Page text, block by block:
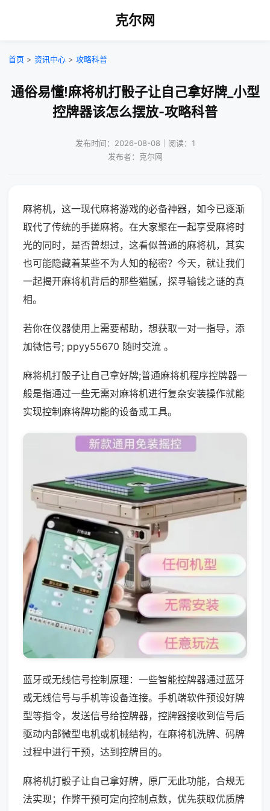
克尔网
首页 > 资讯中心 > 攻略科普
通俗易懂!麻将机打骰子让自己拿好牌_小型
控牌器该怎么摆放-攻略科普
发布时间：2026-08-08｜阅读：1
发布者：克尔网
麻将机，这一现代麻将游戏的必备神器，如今已逐渐
取代了传统的手搓麻将。在大家聚在一起享受麻将时
光的同时，是否曾想过，这看似普通的麻将机，其实
也可能隐藏着某些不为人知的秘密？今天，就让我们
一起揭开麻将机背后的那些猫腻，探寻输钱之谜的真
相。
若你在仪器使用上需要帮助，想获取一对一指导，添
加微信号; ppyy55670 随时交流 。
麻将机打骰子让自己拿好牌;普通麻将机程序控牌器一
般是指通过一些无需对麻将机进行复杂安装操作就能
实现控制麻将牌功能的设备或工具。
蓝牙或无线信号控制原理：一些智能控牌器通过蓝牙
或无线信号与手机等设备连接。手机端软件预设好牌
型等指令，发送信号给控牌器，控牌器接收到信号后
驱动内部微型电机或机械结构，在麻将机洗牌、码牌
过程中进行干预，达到控牌目的。
麻将机打骰子让自己拿好牌，原厂无此功能，合规无
法实现；作弊干预可定向控制点数，优先获取优质牌